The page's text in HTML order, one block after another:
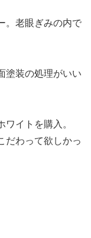
。老眼ぎみの内で
塗装の処理がいい
ワイトを購入。
だわって欲しかっ